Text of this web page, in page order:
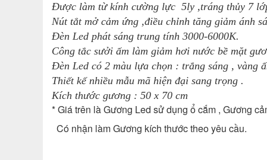
Được làm từ kính cường lực 5ly ,tráng thủy 7
Nút tắt mở cảm ứng ,điều chỉnh tăng giảm ánh
Đèn Led phát sáng trung tính 3000-6000K.
Công tắc sưởi ấm làm giảm hơi nước bề mặt
Đèn Led có 2 màu lựa chọn : trắng sáng , vàng
Thiết kế nhiều mẫu mã hiện đại sang trọng .
Kích thước gương : 50 x 70 cm
* Giá trên là Gương Led sử dụng ổ cắm , Gương
Có nhận làm Gương kích thước theo yêu cầu.